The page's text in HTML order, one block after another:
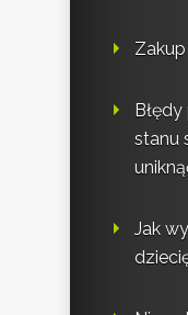
stanu
Jak